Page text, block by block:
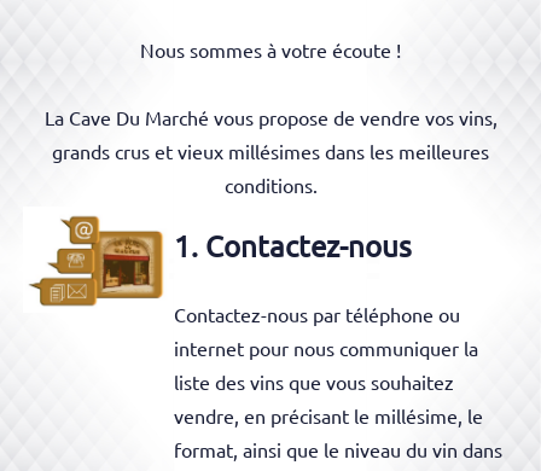
Nous sommes à votre écoute !
La Cave Du Marché vous propose de vendre vos vins,
grands crus et vieux millésimes dans les meilleures
conditions.
1. Contactez-nous
Contactez-nous par téléphone ou
internet pour nous communiquer la
liste des vins que vous souhaitez
vendre, en précisant le millésime, le
format, ainsi que le niveau du vin dans